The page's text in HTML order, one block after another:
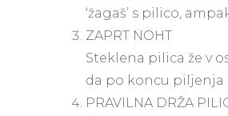
‘žagaš’ s pilico,
ZAPRT NOHT
Steklena pilica že v
da po koncu piljenja
PRAVILNA DRŽA